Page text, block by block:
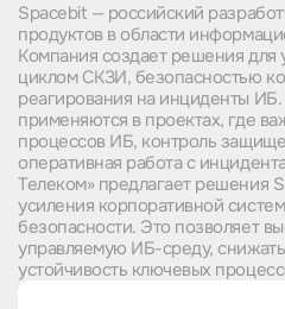
Spacebit — российский
продуктов в области
Компания создает решения
циклом СКЗИ, безопасностью
реагирования на инциденты
применяются в проектах, где
процессов ИБ, контроль
оперативная работа с
Телеком» предлагает решения
усиления корпоративной
безопасности. Это позволяет
управляемую ИБ-среду,
устойчивость ключевых